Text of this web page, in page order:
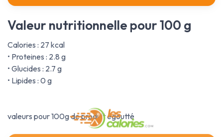
Valeur nutritionnelle pour 100 g
Calories : 27 kcal
• Proteines : 2.8 g
• Glucides : 2.7 g
• Lipides : 0 g
valeurs pour 100g de produit égoutté